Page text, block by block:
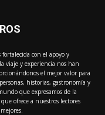
con el apoyo y
viaje y experiencia nos han
el mejor valor para
historias, gastronomía y
que expresamos de la
ofrece a nuestros lectores